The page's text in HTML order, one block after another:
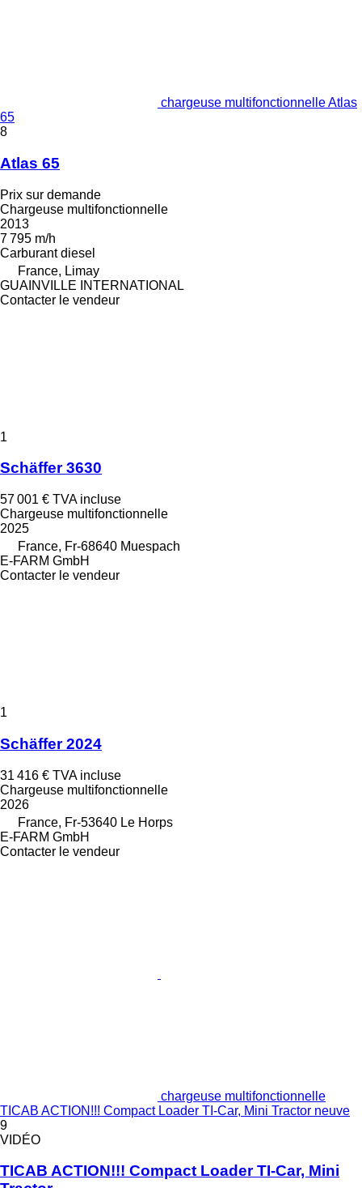
chargeuse multifonctionnelle Atlas
65
8
Atlas 65
Prix sur demande
Chargeuse multifonctionnelle
2013
7 795 m/h
Carburant diesel
France, Limay
GUAINVILLE INTERNATIONAL
Contacter le vendeur
1
Schäffer 3630
57 001 € TVA incluse
Chargeuse multifonctionnelle
2025
France, Fr-68640 Muespach
E-FARM GmbH
Contacter le vendeur
1
Schäffer 2024
31 416 € TVA incluse
Chargeuse multifonctionnelle
2026
France, Fr-53640 Le Horps
E-FARM GmbH
Contacter le vendeur
chargeuse multifonctionnelle
TICAB ACTION!!! Compact Loader TI-Car, Mini Tractor neuve
9
VIDÉO
TICAB ACTION!!! Compact Loader TI-Car, Mini